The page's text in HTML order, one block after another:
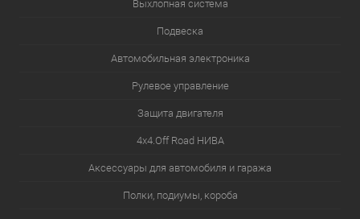
Выхлопная система
Подвеска
Автомобильная электроника
Рулевое управление
Защита двигателя
4х4.Off Road НИВА
Аксессуары для автомобиля и гаража
Полки, подиумы, короба